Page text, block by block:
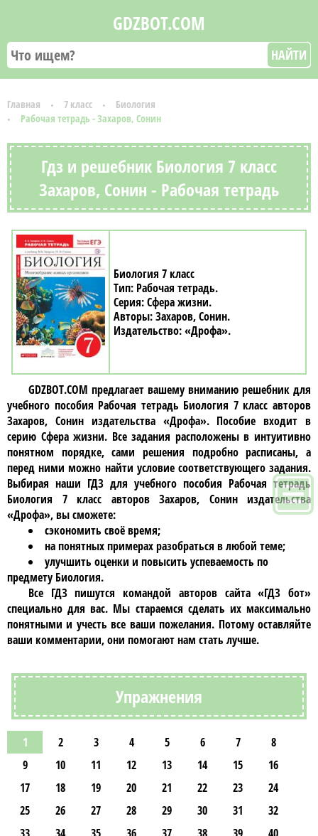
GDZBOT.COM
НАЙТИ
Главная 7 класс
Биология
Рабочая тетрадь - Захаров, Сонин
Гдз и решебник Биология 7 класс
Захаров, Сонин - Рабочая тетрадь
Биология 7 класс
Рабочая тетрадь
Сфера жизни
Захаров, Сонин
«Дрофа»
GDZBOT.COM предлагает вашему вниманию решебник для
учебного пособия Рабочая тетрадь Биология 7 класc авторов
Захаров, Сонин издательства «Дрофа». Пособие входит в
серию Сфера жизни. Все задания расположены в интуитивно
понятном порядке, сами решения подробно расписаны, а
перед ними можно найти условие соответствующего задания.
Выбирая наши ГДЗ для учебного пособия Рабочая тетрадь
Биология 7 класc авторов Захаров, Сонин издательства
«Дрофа», вы сможете:
сэкономить своё время;
на понятных примерах разобраться в любой теме;
улучшить оценки и повысить успеваемость по
предмету Биология.
Все ГДЗ пишутся командой авторов сайта «ГДЗ бот»
специально для вас. Мы стараемся сделать их максимально
понятными и учесть все ваши пожелания. Потому оставляйте
ваши комментарии, они помогают нам стать лучше.
Упражнения
1 2 3 4 5 6 7
8
9
10 11 12 13 14 15
16
17
18 19 20 21 22 23
24
25
26 27 28 29 30 31
32